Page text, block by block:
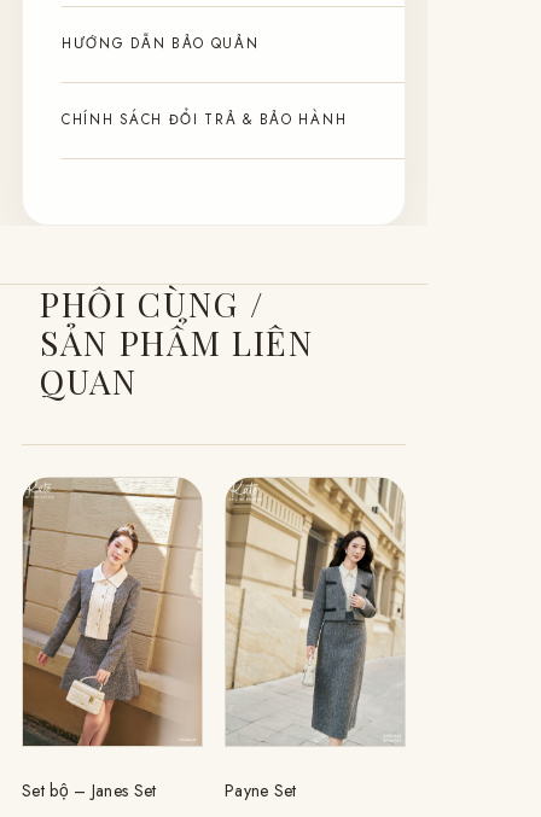
HƯỚNG DẪN BẢO QUẢN
CHÍNH SÁCH ĐỔI TRẢ & BẢO HÀNH
PHỐI CÙNG /
SẢN PHẨM LIÊN
QUAN
Set bộ – Janes Set Payne Set